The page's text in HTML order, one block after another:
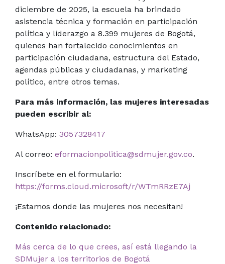
diciembre de 2025, la escuela ha brindado
asistencia técnica y formación en participación
política y liderazgo a 8.399 mujeres de Bogotá,
quienes han fortalecido conocimientos en
participación ciudadana, estructura del Estado,
agendas públicas y ciudadanas, y marketing
político, entre otros temas.
Para más información, las mujeres interesadas
pueden escribir al:
WhatsApp: 3057328417
Al correo: eformacionpolitica@sdmujer.gov.co.
Inscríbete en el formulario:
https://forms.cloud.microsoft/r/WTmRRzE7Aj
¡Estamos donde las mujeres nos necesitan!
Contenido relacionado:
Más cerca de lo que crees, así está llegando la
SDMujer a los territorios de Bogotá